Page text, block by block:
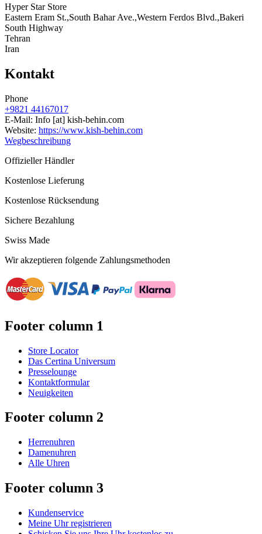
Hyper Star Store
Eastern Eram St.,South Bahar Ave.,Western Ferdos Blvd.,Bakeri
South Highway
Tehran
Iran
Kontakt
Phone
+9821 44167017
E-Mail: Info [at] kish-behin.com
Website: https://www.kish-behin.com
Wegbeschreibung
Offizieller Händler
Kostenlose Lieferung
Kostenlose Rücksendung
Sichere Bezahlung
Swiss Made
Wir akzeptieren folgende Zahlungsmethoden
Footer column 1
Store Locator
Das Certina Universum
Presselounge
Kontaktformular
Neuigkeiten
Footer column 2
Herrenuhren
Damenuhren
Alle Uhren
Footer column 3
Kundenservice
Meine Uhr registrieren